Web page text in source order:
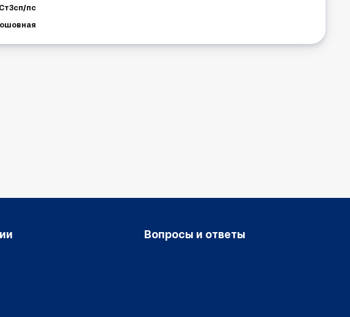
Ст3сп/пс
Вопросы и ответы